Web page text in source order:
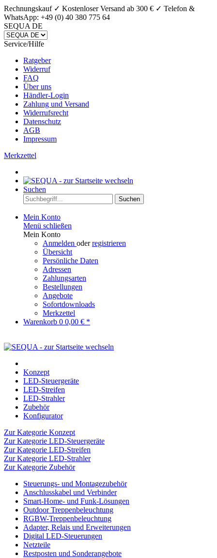
Rechnungskauf ✓ Kostenloser Versand ab 300 € ✓ Telefon &
WhatsApp: +49 (0) 40 380 775 64
SEQUA DE
Service/Hilfe
Ratgeber
Widerruf
FAQ
Über uns
Händler-Login
Zahlung und Versand
Widerrufsrecht
Datenschutz
AGB
Impressum
Merkzettel
Suchen
Suchen
Mein Konto
Menü schließen
Mein Konto
Anmelden oderregistrieren
Übersicht
Persönliche Daten
Adressen
Zahlungsarten
Bestellungen
Angebote
Sofortdownloads
Merkzettel
Warenkorb 0 0,00 € *
Konzept
LED-Steuergeräte
LED-Streifen
LED-Strahler
Zubehör
Konfigurator
Zur Kategorie Konzept
Zur Kategorie LED-Steuergeräte
Zur Kategorie LED-Streifen
Zur Kategorie LED-Strahler
Zur Kategorie Zubehör
Steuerungs- und Montagezubehör
Anschlusskabel und Verbinder
Smart-Home- und Funk-Lösungen
Outdoor Treppenbeleuchtung
RGBW-Treppenbeleuchtung
Adapter, Relais und Erweiterungen
Digital LED-Steuerungen
Netzteile
Restposten und Sonderangebote